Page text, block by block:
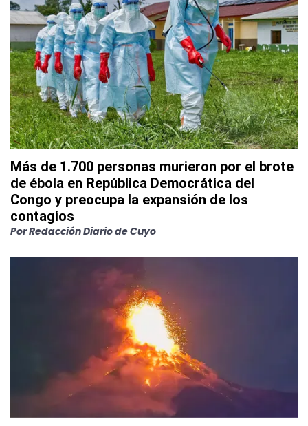
Más de 1.700 personas murieron por el brote
de ébola en República Democrática del
Congo y preocupa la expansión de los
contagios
PorRedacción Diario de Cuyo